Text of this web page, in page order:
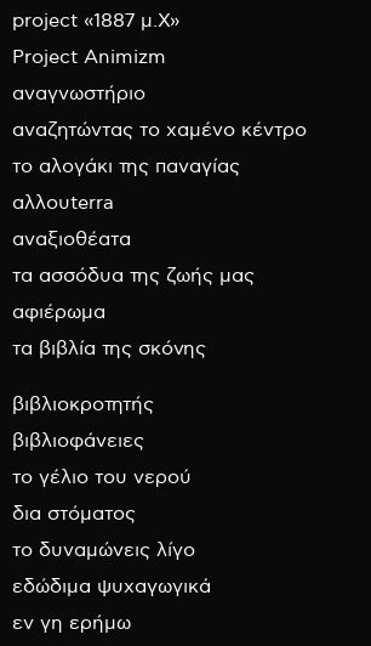
project «1887 μ.Χ»
Project Animizm
αναγνωστήριο
αναζητώντας το χαμένο κέντρο
το αλογάκι της παναγίας
αλλουterra
αναξιοθέατα
τα ασσόδυα της ζωής μας
αφιέρωμα
τα βιβλία της σκόνης
βιβλιοκροτητής
βιβλιοφάνειες
το γέλιο του νερού
δια στόματος
το δυναμώνεις λίγο
εδώδιμα ψυχαγωγικά
εν γη ερήμω